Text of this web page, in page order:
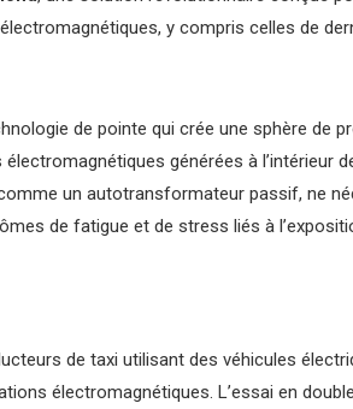
y compris celles de
de pointe qui crée une sphère de
générées à l’intérieur
un autotransformateur passif, ne
de fatigue et de stress liés à
de taxi utilisant des véhicules
électromagnétiques. L’essai en